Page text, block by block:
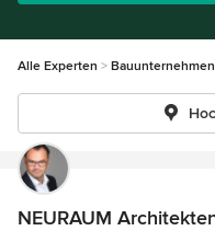
Alle Experten Bauunternehmen
NEURAUM